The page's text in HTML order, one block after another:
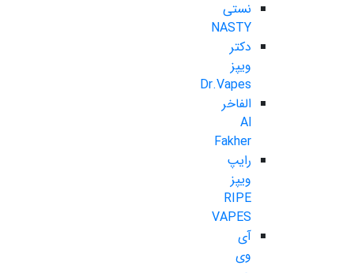
نستی
NASTY
دکتر
ویپز
Dr.Vapes
الفاخر
Al
Fakher
رایپ
ویپز
RIPE
VAPES
آی
وی